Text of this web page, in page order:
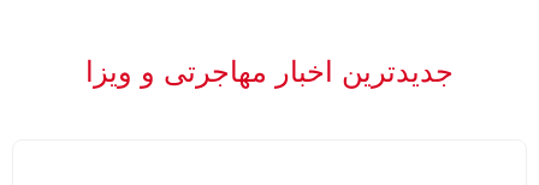
جدیدترین اخبار مهاجرتی و ویزا